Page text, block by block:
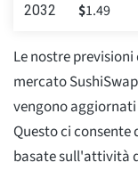
2032 $1.49
Le nostre
mercato
vengono
Questo ci
basate sull'attività